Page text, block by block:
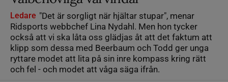
Ledare "Det är sorgligt när hjältar stupar", menar
Ridsports webbchef Lina Nydahl. Men hon tycker
också att vi ska låta oss glädjas åt att det faktum att
klipp som dessa med Beerbaum och Todd ger unga
ryttare modet att lita på sin inre kompass kring rätt
och fel - och modet att våga säga ifrån.